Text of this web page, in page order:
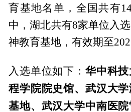
育基地名单，全国共有
中，湖北共有8家单位入
神教育基地，有效期至
入选单位如下： 华中科
程学院院史馆、武汉大
基地、武汉大学中南医